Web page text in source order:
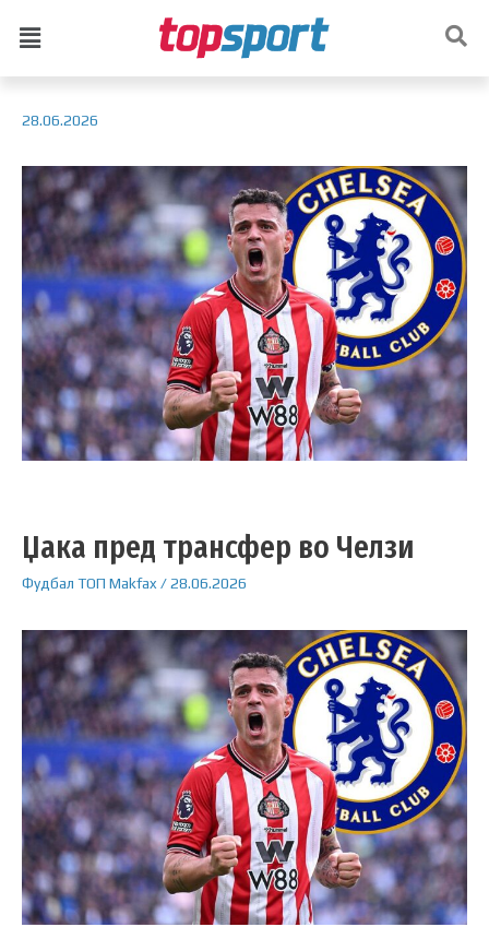
28.06.2026
Џака пред трансфер во Челзи
Фудбал ТОП Makfax/28.06.2026